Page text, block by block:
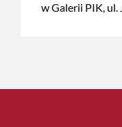
w Galerii PIK, ul.